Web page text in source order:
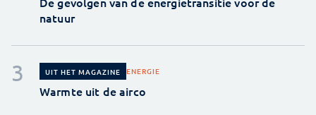
natuur
UIT HET MAGAZINE ENERGIE
Warmte uit de airco